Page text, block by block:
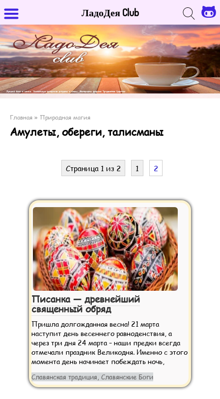
Главная » Природная магия
Амулеты, обереги, талисманы
Страница 1 из 2 1 2
Писанка — древнейший
священный обряд
Пришла долгожданная весна! 21 марта
наступит день весеннего равноденствия, а
через три дня 24 марта – наши предки всегда
отмечали праздник Великодня. Именно с этого
момента день начинает побеждать ночь,
Славянская традиция, Славянские Боги
ЛадоДея Club